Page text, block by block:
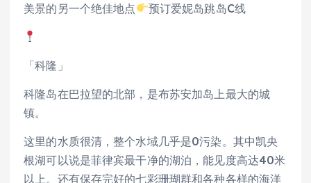
美景的另一个绝佳地点
预订爱妮岛跳岛C线
「科隆」
科隆岛在巴拉望的北部，是布苏安加岛上最大的城
镇。
这里的水质很清，整个水域几乎是0污染。其中凯央
根湖可以说是菲律宾最干净的湖泊，能见度高达40米
以上。还有保存完好的七彩珊瑚群和各种各样的海洋